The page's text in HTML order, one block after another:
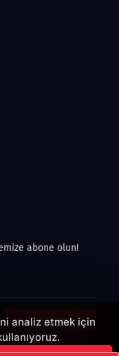
abone olun!
Şimdi abone olun!
analiz etmek için